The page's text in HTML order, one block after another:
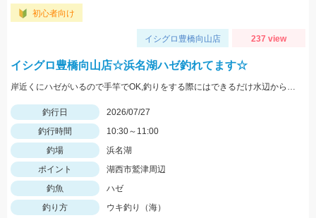
初心者向け
イシグロ豊橋向山店 237 view
イシグロ豊橋向山店☆浜名湖ハゼ釣れてます☆
岸近くにハゼがいるので手竿でOK,釣りをする際にはできるだけ水辺から離れて釣るとハゼの警戒が薄れ釣りやすくなりますよ。また暑いので暑さ対策や水分補給を忘れずに。
釣行日
2026/07/27
釣行時間
10:30～11:00
釣場
浜名湖
ポイント
湖西市鷲津周辺
釣魚
ハゼ
釣り方
ウキ釣り（海）